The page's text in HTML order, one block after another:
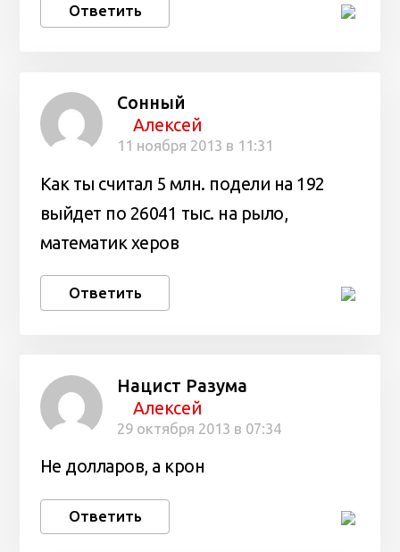
Ответить
Сонный
Алексей
11 ноября 2013 в 11:31
Как ты считал 5 млн. подели на 192
выйдет по 26041 тыс. на рыло,
математик херов
Ответить
Нацист Разума
Алексей
29 октября 2013 в 07:34
Не долларов, а крон
Ответить